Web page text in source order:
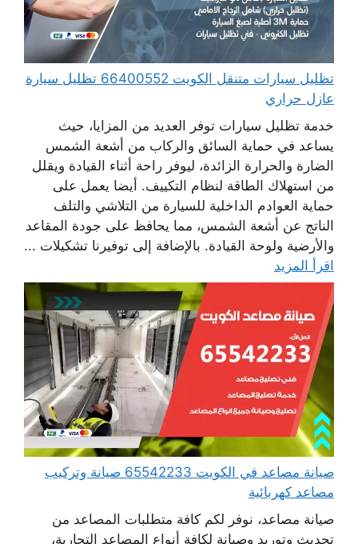
تظليل سيارات متنقل الكويت 66400552 تظليل سيارة
عازل حراري
خدمة تظليل سيارات توفر العديد من المزايا، حيث
يساعد في حماية السائق والركاب من أشعة الشمس
الضارة والحرارة الزائدة، ليوفر راحة أثناء القيادة ويقلل
من استهلاك الطاقة لنظام التكييف. أيضا يعمل على
حماية العوادم الداخلية للسيارة من التلاشي والتلف
الناتج عن أشعة الشمس، مما يحافظ على جودة المقاعد
والأرضية ولوحة القيادة. بالإضافة إلى توفيرنا تشكيلات ...
اقرأ المزيد
صيانة مصاعد في الكويت 65542233 صيانة وتركيب
مصاعد كهربائية
صيانة مصاعد، نوفر لكم كافة متطلبات المصاعد من
تحديث وتوريد وصيانة لكافة أنواع المصاعد التجارية،